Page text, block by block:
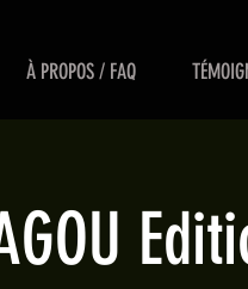
À PROPOS / FAQ